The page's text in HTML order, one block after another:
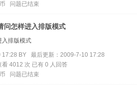
问题已结束
问怎样进入排版模式
入排版模式
17:28 BY
最后更新：2009-7-10 17:28
看 4012 次 已有 0 人回答
问题已结束